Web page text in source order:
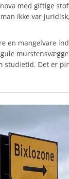
med giftige
man ikke var
en mangelvare
studietid. Det er